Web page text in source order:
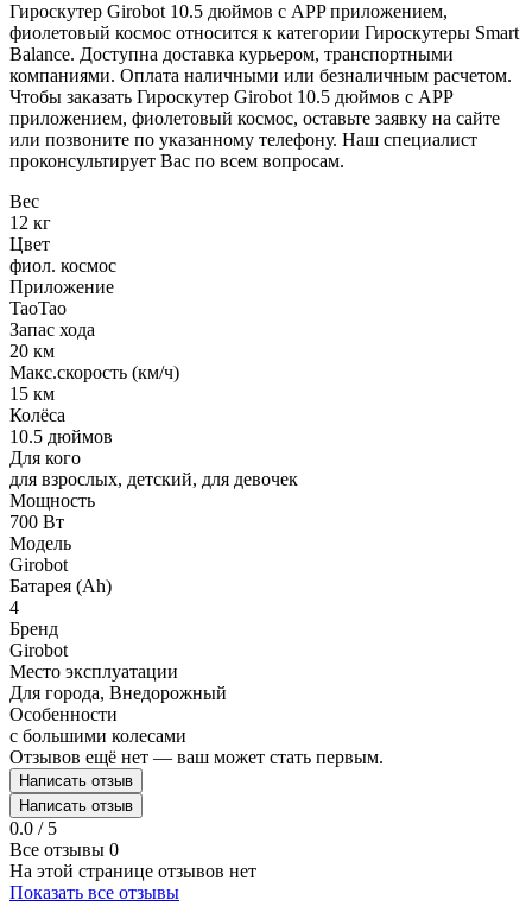
Гироскутер Girobot 10.5 дюймов с APP приложением,
фиолетовый космос относится к категории Гироскутеры Smart
Balance. Доступна доставка курьером, транспортными
компаниями. Оплата наличными или безналичным расчетом.
Чтобы заказать Гироскутер Girobot 10.5 дюймов с APP
приложением, фиолетовый космос, оставьте заявку на сайте
или позвоните по указанному телефону. Наш специалист
проконсультирует Вас по всем вопросам.
Вес
12 кг
Цвет
фиол. космос
Приложение
TaoTao
Запас хода
20 км
Макс.скорость (км/ч)
15 км
Колёса
10.5 дюймов
Для кого
для взрослых, детский, для девочек
Мощность
700 Вт
Модель
Girobot
Батарея (Ah)
4
Бренд
Girobot
Место эксплуатации
Для города, Внедорожный
Особенности
с большими колесами
Отзывов ещё нет — ваш может стать первым.
Написать отзыв
Написать отзыв
0.0 / 5
Все отзывы 0
На этой странице отзывов нет
Показать все отзывы